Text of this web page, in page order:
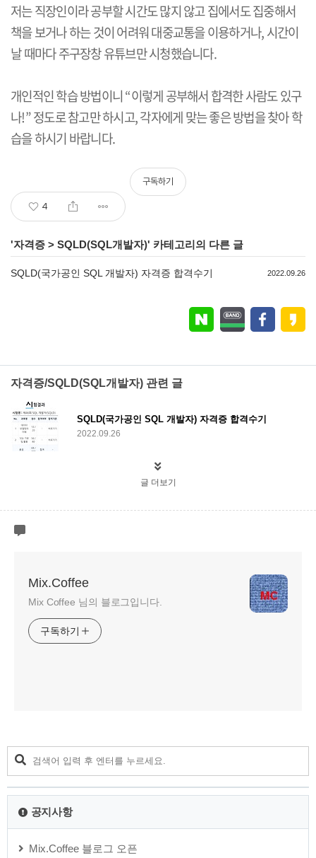
저는 직장인이라 공부할 시간도 많지 않고 집에서도 집중해서
책을 보거나 하는 것이 어려워 대중교통을 이용하거나,시간이
날 때마다 주구장창 유튜브만 시청했습니다.
개인적인 학습 방법이니“이렇게 공부해서 합격한 사람도 있구
나!”정도로 참고만 하시고,각자에게 맞는 좋은 방법을 찾아 학
습을 하시기 바랍니다.
4
구독하기
'자격증 > SQLD(SQL개발자)' 카테고리의 다른 글
SQLD(국가공인 SQL 개발자) 자격증 합격수기 2022.09.26
자격증/SQLD(SQL개발자) 관련 글
SQLD(국가공인 SQL 개발자) 자격증 합격수기
2022.09.26
글 더보기
Mix.Coffee
Mix Coffee 님의 블로그입니다.
구독하기
공지사항
Mix.Coffee 블로그 오픈